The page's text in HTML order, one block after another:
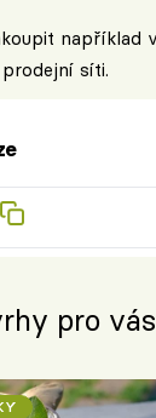
například v
síti.
pro vás